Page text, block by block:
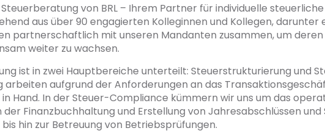
von BRL – Ihrem Partner für individuelle
aus über 90 engagierten Kolleginnen und Kollegen,
partnerschaftlich mit unseren Mandanten zusammen, um
weiter zu wachsen.
ist in zwei Hauptbereiche unterteilt: Steuerstrukturierung und
arbeiten aufgrund der Anforderungen an das
Hand. In der Steuer-Compliance kümmern wir uns um das
Finanzbuchhaltung und Erstellung von Jahresabschlüssen
hin zur Betreuung von Betriebsprüfungen.